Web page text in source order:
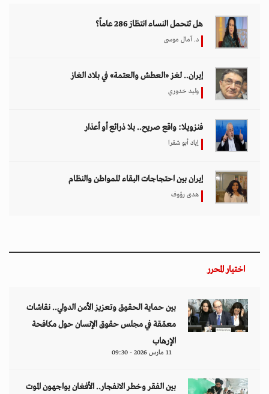
هل تتحمل النساء انتظارَ 286 عاماً؟
د. آمال موسى
إيران.. لغز «العطش والعتمة» في بلاد الغاز
وليد خدوري
فنزويلا: واقع صريح.. بلا ذرائع أو أعذار
إياد أبو شقرا
إيران بين احتجاجات البقاء للمواطن والنظام
هدى رؤوف
اختيار المحرر
بين حماية الحقوق وتعزيز الأمن الدولي.. نقاشات
معمّقة في مجلس حقوق الإنسان حول مكافحة
الإرهاب
11 مارس 2026 - 09:30
بين الفقر وخطر الانفجار.. الأفغان يواجهون الموت